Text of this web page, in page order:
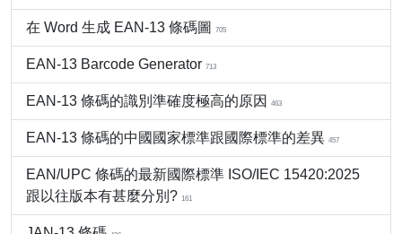
在 Word 生成 EAN-13 條碼圖 705
EAN-13 Barcode Generator 713
EAN-13 條碼的識別準確度極高的原因 463
EAN-13 條碼的中國國家標準跟國際標準的差異 457
EAN/UPC 條碼的最新國際標準 ISO/IEC 15420:2025
跟以往版本有甚麼分別? 161